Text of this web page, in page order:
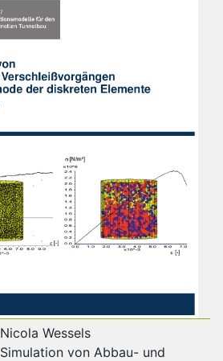
Nicola Wessels
Simulation von Abbau- und